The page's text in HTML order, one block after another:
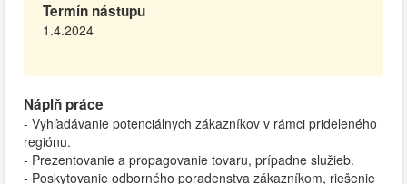
Termín nástupu
1.4.2024
Náplň práce
- Vyhľadávanie potenciálnych zákazníkov v rámci prideleného
regiónu.
- Prezentovanie a propagovanie tovaru, prípadne služieb.
- Poskytovanie odborného poradenstva zákazníkom, riešenie